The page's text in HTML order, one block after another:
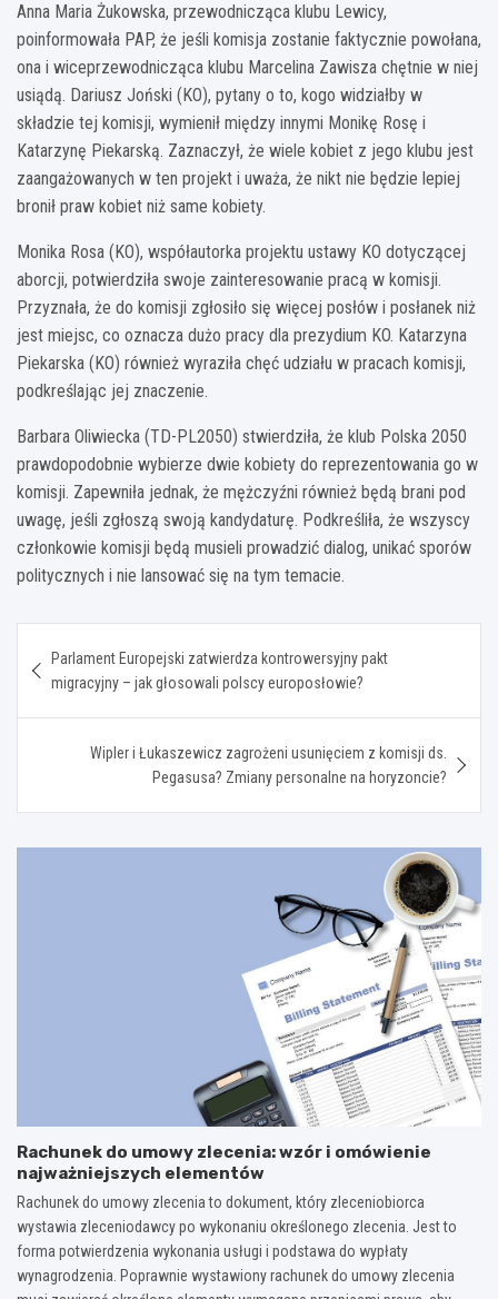
Anna Maria Żukowska, przewodnicząca klubu Lewicy,
poinformowała PAP, że jeśli komisja zostanie faktycznie powołana,
ona i wiceprzewodnicząca klubu Marcelina Zawisza chętnie w niej
usiądą. Dariusz Joński (KO), pytany o to, kogo widziałby w
składzie tej komisji, wymienił między innymi Monikę Rosę i
Katarzynę Piekarską. Zaznaczył, że wiele kobiet z jego klubu jest
zaangażowanych w ten projekt i uważa, że nikt nie będzie lepiej
bronił praw kobiet niż same kobiety.
Monika Rosa (KO), współautorka projektu ustawy KO dotyczącej
aborcji, potwierdziła swoje zainteresowanie pracą w komisji.
Przyznała, że do komisji zgłosiło się więcej posłów i posłanek niż
jest miejsc, co oznacza dużo pracy dla prezydium KO. Katarzyna
Piekarska (KO) również wyraziła chęć udziału w pracach komisji,
podkreślając jej znaczenie.
Barbara Oliwiecka (TD-PL2050) stwierdziła, że klub Polska 2050
prawdopodobnie wybierze dwie kobiety do reprezentowania go w
komisji. Zapewniła jednak, że mężczyźni również będą brani pod
uwagę, jeśli zgłoszą swoją kandydaturę. Podkreśliła, że wszyscy
członkowie komisji będą musieli prowadzić dialog, unikać sporów
politycznych i nie lansować się na tym temacie.
wpisu
Parlament Europejski zatwierdza kontrowersyjny pakt
migracyjny – jak głosowali polscy europosłowie?
Wipler i Łukaszewicz zagrożeni usunięciem z komisji ds.
Pegasusa? Zmiany personalne na horyzoncie?
Rachunek do umowy zlecenia: wzór i omówienie
najważniejszych elementów
Rachunek do umowy zlecenia to dokument, który zleceniobiorca
wystawia zleceniodawcy po wykonaniu określonego zlecenia. Jest to
forma potwierdzenia wykonania usługi i podstawa do wypłaty
wynagrodzenia. Poprawnie wystawiony rachunek do umowy zlecenia